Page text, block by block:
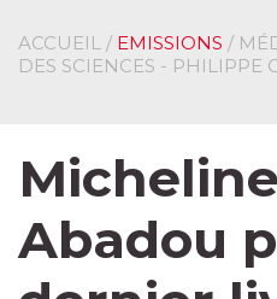
ACCUEIL / EMISSIONS /
DES SCIENCES - PHILIPPE
Abadou